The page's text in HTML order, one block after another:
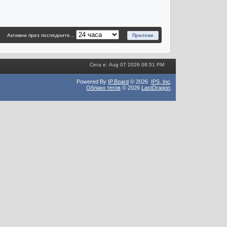
Активни през последните...
Сега е: Aug 07 2026 08:51 PM
Powered By IP.Board © 2026 IPS, Inc
Облако тегов © 2026 LastDragon